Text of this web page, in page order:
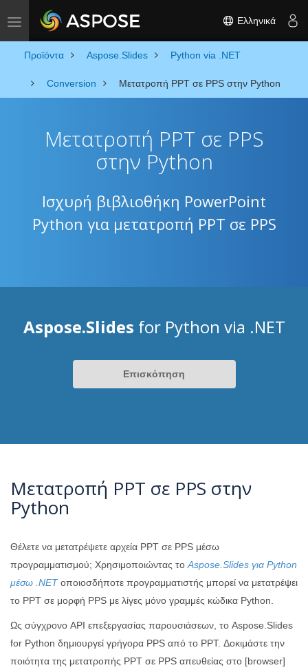
Toggle navigation Ελληνικά
Προϊόντα Aspose.Slides Python via .NET
Conversion Μετατροπή PPT σε PPS στην Python
Μετατροπή PPT σε PPS
στην Python
Ισχυρή βιβλιοθήκη PowerPoint
Python για μετατροπή PPT σε PPS
Aspose.Slides for Python via .NET
Επισκόπηση
Μετατροπή PPT σε PPS στην
Python
Θέλετε να μετατρέψετε αρχεία PPT σε PPS μέσω
προγραμματισμού; Χρησιμοποιώντας το Aspose.Slides για Python
μέσω .NETοποιοσδήποτε προγραμματιστής μπορεί να μετατρέψει
το PPT σε μορφή PPS με λίγες μόνο γραμμές κώδικα Python.
Ως σύγχρονο API επεξεργασίας παρουσιάσεων, το Aspose.Slides
for Python δημιουργεί γρήγορα PPS από το PPT. Δοκιμάστε την
ποιότητα της μετατροπής PPT σε PPS απευθείας στο [browser]